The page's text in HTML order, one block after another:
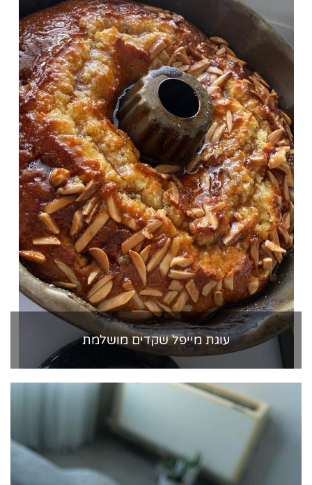
עוגת מייפל שקדים מושלמת